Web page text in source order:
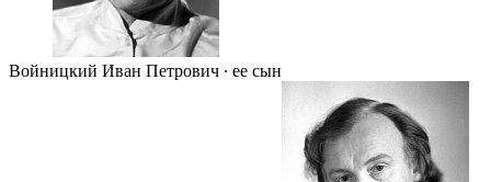
Войницкий Иван Петрович ∙ ее сын